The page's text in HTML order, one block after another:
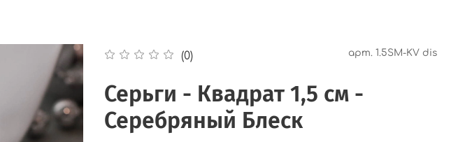
(0) арт. 1.5SM-KV dis
Серьги - Квадрат 1,5 см -
Серебряный Блеск